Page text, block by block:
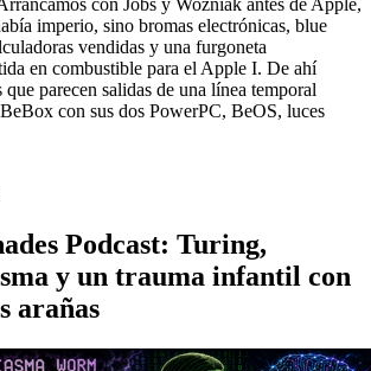
imperio, sino bromas electrónicas, blue
vendidas y una furgoneta
en combustible para el Apple I. De ahí
que parecen salidas de una línea temporal
con sus dos PowerPC, BeOS, luces
Podcast: Turing,
y un trauma infantil con
arañas